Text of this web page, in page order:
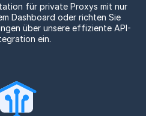
für private Proxys mit nur
Dashboard oder richten Sie
über unsere effiziente API-
ein.